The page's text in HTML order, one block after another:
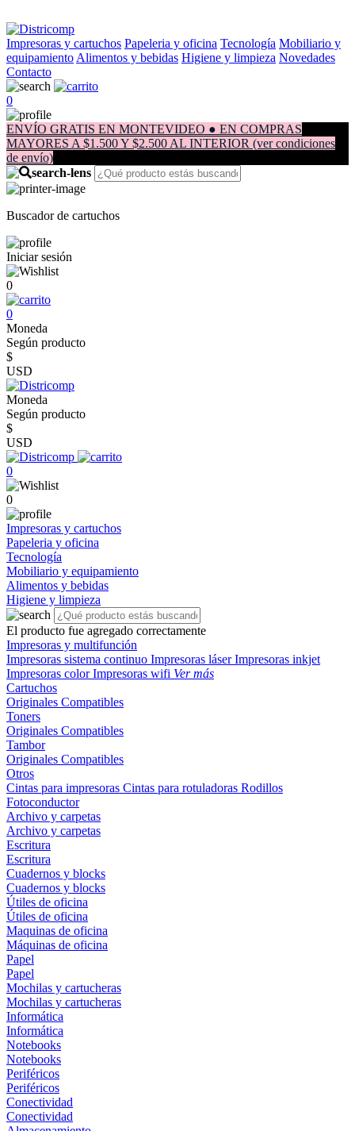
Impresoras y cartuchos Papeleria y oficina Tecnología Mobiliario y
equipamiento Alimentos y bebidas Higiene y limpieza Novedades
Contacto
0
ENVÍO GRATIS EN MONTEVIDEO ● EN COMPRAS
MAYORES A $1.500 Y $2.500 AL INTERIOR (ver condiciones
de envío)
Buscador de cartuchos
Iniciar sesión
0
0
Moneda
Según producto
$
USD
Moneda
Según producto
$
USD
0
0
Impresoras y cartuchos
Papeleria y oficina
Tecnología
Mobiliario y equipamiento
Alimentos y bebidas
Higiene y limpieza
El producto fue agregado correctamente
Impresoras y multifunción
Impresoras sistema continuo Impresoras láserImpresoras inkjet
Impresoras colorImpresoras wifi Ver más
Cartuchos
Originales Compatibles
Toners
Originales Compatibles
Tambor
Originales Compatibles
Otros
Cintas para impresoras Cintas para rotuladoras Rodillos
Fotoconductor
Archivo y carpetas
Archivo y carpetas
Escritura
Escritura
Cuadernos y blocks
Cuadernos y blocks
Útiles de oficina
Útiles de oficina
Maquinas de oficina
Máquinas de oficina
Papel
Papel
Mochilas y cartucheras
Mochilas y cartucheras
Informática
Informática
Notebooks
Notebooks
Periféricos
Periféricos
Conectividad
Conectividad